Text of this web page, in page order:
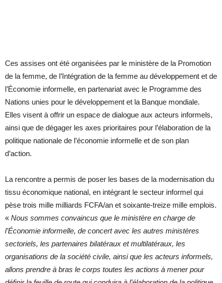
Ces assises ont été organisées par le ministère de la Promotion
de la femme, de l’Intégration de la femme au développement et de
l’Économie informelle, en partenariat avec le Programme des
Nations unies pour le développement et la Banque mondiale.
Elles visent à offrir un espace de dialogue aux acteurs informels,
ainsi que de dégager les axes prioritaires pour l’élaboration de la
politique nationale de l’économie informelle et de son plan
d’action.
La rencontre a permis de poser les bases de la modernisation du
tissu économique national, en intégrant le secteur informel qui
pèse trois mille milliards FCFA/an et soixante-treize mille emplois.
« Nous sommes convaincus que le ministère en charge de
l’Économie informelle, de concert avec les autres ministères
sectoriels, les partenaires bilatéraux et multilatéraux, les
organisations de la société civile, ainsi que les acteurs informels,
allons prendre à bras le corps toutes les actions à mener pour